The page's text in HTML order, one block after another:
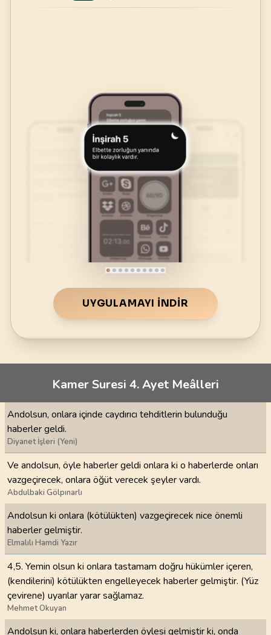
UYGULAMAYI İNDIR
Kamer Suresi 4. Ayet Meâlleri
Andolsun, onlara içinde caydırıcı tehditlerin bulunduğu
haberler geldi.
Diyanet İşleri (Yeni)
Ve andolsun, öyle haberler geldi onlara ki o haberlerde onları
vazgeçirecek, onlara öğüt verecek şeyler vardı.
Abdulbaki Gölpınarlı
Andolsun ki onlara (kötülükten) vazgeçirecek nice önemli
haberler gelmiştir.
Elmalılı Hamdi Yazır
4,5. Yemin olsun ki onlara tastamam doğru hükümler içeren,
(kendilerini) kötülükten engelleyecek haberler gelmiştir. (Yüz
çevirene) uyarılar yarar sağlamaz.
Mehmet Okuyan
Andolsun ki, onlara haberlerden öylesi gelmiştir ki, onda